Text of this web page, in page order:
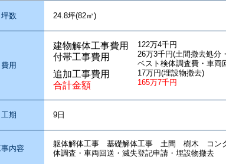
坪数 24.8坪(82㎥)
費用
建物解体工事費用 122万4千円
付帯工事費用
26万3千円(土間撤去処分
ベスト検体調査費・車両
追加工事費用 17万円(埋設物撤去)
合計金額 165万7千円
工期 9日
内容
躯体解体工事 基礎解体工事 土間 樹木 コン
体調査・車両回送・滅失登記申請・埋設物撤去